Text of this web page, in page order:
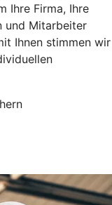
Ihre Firma, Ihre
und Mitarbeiter
Ihnen stimmen wir